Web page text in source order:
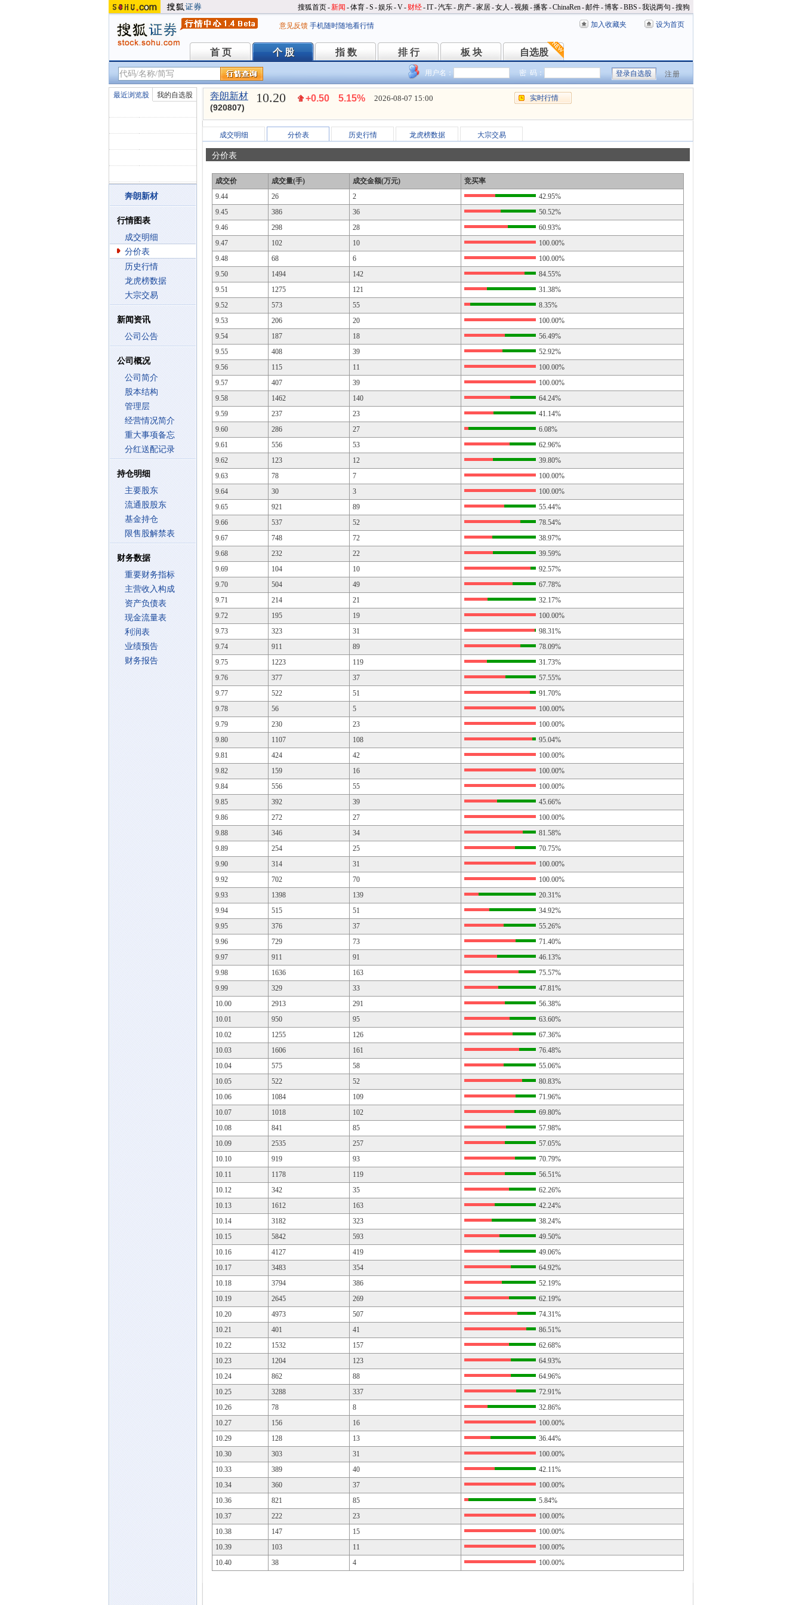
搜狐首页-新闻 -体育-S -娱乐-V- 财经-IT-汽车- 房产-家居-女人 -视频-播客-ChinaRen-邮件-博客-BBS -我说两句 -搜狗
意见反馈 手机随时随地看行情 加入收藏夹 设为首页
首 页
首 页 个 股
个 股 指 数
指 数 排 行
排 行 板 块
板 块 自选股
自选股
用户名： 密 码： 注册
最近浏览股 我的自选股
奔朗新材
行情图表
成交明细
分价表
历史行情
龙虎榜数据
大宗交易
新闻资讯
公司公告
公司概况
公司简介
股本结构
管理层
经营情况简介
重大事项备忘
分红送配记录
持仓明细
主要股东
流通股股东
基金持仓
限售股解禁表
财务数据
重要财务指标
主营收入构成
资产负债表
现金流量表
利润表
业绩预告
财务报告
奔朗新材
(920807)
10.20 +0.50 5.15% 2026-08-07 15:00 实时行情
成交明细 分价表 历史行情 龙虎榜数据 大宗交易
分价表
成交价 成交量(手) 成交金额(万元)
竞买率
9.44
26 2
42.95%
9.45
386 36
50.52%
9.46
298 28
60.93%
9.47
102 10
100.00%
9.48
68 6
100.00%
9.50
1494 142
84.55%
9.51
1275 121
31.38%
9.52
573 55
8.35%
9.53
206 20
100.00%
9.54
187 18
56.49%
9.55
408 39
52.92%
9.56
115 11
100.00%
9.57
407 39
100.00%
9.58
1462 140
64.24%
9.59
237 23
41.14%
9.60
286 27
6.08%
9.61
556 53
62.96%
9.62
123 12
39.80%
9.63
78 7
100.00%
9.64
30 3
100.00%
9.65
921 89
55.44%
9.66
537 52
78.54%
9.67
748 72
38.97%
9.68
232 22
39.59%
9.69
104 10
92.57%
9.70
504 49
67.78%
9.71
214 21
32.17%
9.72
195 19
100.00%
9.73
323 31
98.31%
9.74
911 89
78.09%
9.75
1223 119
31.73%
9.76
377 37
57.55%
9.77
522 51
91.70%
9.78
56 5
100.00%
9.79
230 23
100.00%
9.80
1107 108
95.04%
9.81
424 42
100.00%
9.82
159 16
100.00%
9.84
556 55
100.00%
9.85
392 39
45.66%
9.86
272 27
100.00%
9.88
346 34
81.58%
9.89
254 25
70.75%
9.90
314 31
100.00%
9.92
702 70
100.00%
9.93
1398 139
20.31%
9.94
515 51
34.92%
9.95
376 37
55.26%
9.96
729 73
71.40%
9.97
911 91
46.13%
9.98
1636 163
75.57%
9.99
329 33
47.81%
10.00
2913 291
56.38%
10.01
950 95
63.60%
10.02
1255 126
67.36%
10.03
1606 161
76.48%
10.04
575 58
55.06%
10.05
522 52
80.83%
10.06
1084 109
71.96%
10.07
1018 102
69.80%
10.08
841 85
57.98%
10.09
2535 257
57.05%
10.10
919 93
70.79%
10.11
1178 119
56.51%
10.12
342 35
62.26%
10.13
1612 163
42.24%
10.14
3182 323
38.24%
10.15
5842 593
49.50%
10.16
4127 419
49.06%
10.17
3483 354
64.92%
10.18
3794 386
52.19%
10.19
2645 269
62.19%
10.20
4973 507
74.31%
10.21
401 41
86.51%
10.22
1532 157
62.68%
10.23
1204 123
64.93%
10.24
862 88
64.96%
10.25
3288 337
72.91%
10.26
78 8
32.86%
10.27
156 16
100.00%
10.29
128 13
36.44%
10.30
303 31
100.00%
10.33
389 40
42.11%
10.34
360 37
100.00%
10.36
821 85
5.84%
10.37
222 23
100.00%
10.38
147 15
100.00%
10.39
103 11
100.00%
10.40
38 4 100.00%